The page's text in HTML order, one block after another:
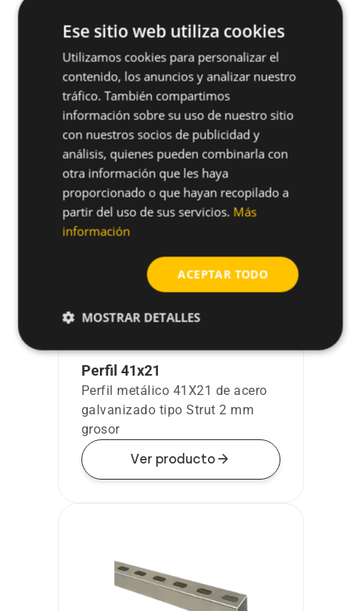
Perfil 38x40
Perfil metálico de acero
galvanizado 38x40
Ver productoarrow_forward
Perfil 41x21
Perfil metálico 41X21 de acero
galvanizado tipo Strut 2 mm
grosor
Ver productoarrow_forward
Ese sitio web utiliza cookies
Utilizamos cookies para personalizar el
contenido, los anuncios y analizar nuestro
tráfico. También compartimos
información sobre su uso de nuestro sitio
con nuestros socios de publicidad y
análisis, quienes pueden combinarla con
otra información que les haya
proporcionado o que hayan recopilado a
partir del uso de sus servicios. Más
información
ACEPTAR TODO
MOSTRAR DETALLES